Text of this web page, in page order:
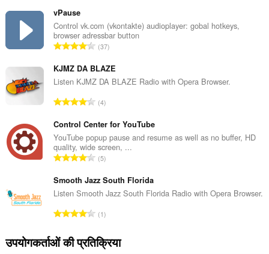
create
notifications
display
to
you
in
the
यह
एक्सटेंशन
आपके
गतिविधि
तक
सकता
की
कु
ल
ख्या
:
vPause
Control vk.com (vkontakte) audioplayer: gobal hotkeys,
browser adressbar button
रे
ग
की
ल
ख्या
:
37
KJMZ DA BLAZE
Listen KJMZ DA BLAZE Radio with Opera Browser.
रे
ग
की
कु
ल
ख्या
:
4
Control Center for YouTube
YouTube popup pause and resume as well as no buffer, HD
quality, wide screen, ...
रे
ग
की
ल
ख्या
5
Smooth Jazz South Florida
Listen Smooth Jazz South Florida Radio with Opera Browser.
रे
ग
की
1
उपयोगकर्ताओं की प्रतिक्रिया